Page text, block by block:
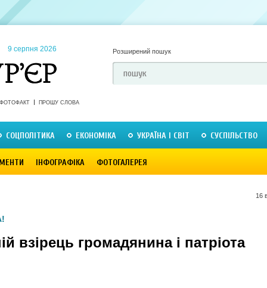
9 серпня 2026 Розширений пошук
ФОТОФАКТ ПРОШУ СЛОВА
СОЦПОЛІТИКА ЕКОНОМІКА УКРАЇНА І СВІТ СУСПІЛЬСТВО
ІНФОГРАФІКА ФОТОГАЛЕРЕЯ
16
взірець громадянина і патріота